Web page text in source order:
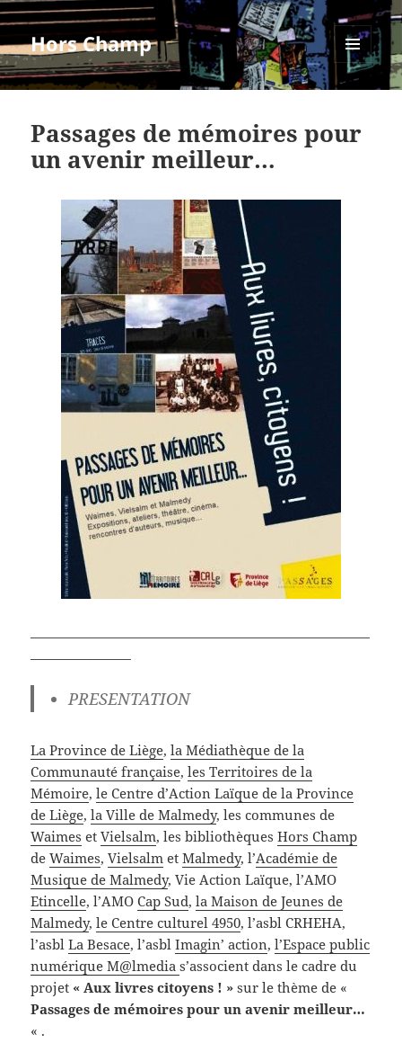
Hors Champ
MENU
ET
Passages de mémoires pour
un avenir meilleur…
PRESENTATION
La Province de Liège,la Médiathèque de la
Communauté française,les Territoires de la
Mémoire,le Centre d’Action Laïque de la Province
de Liège,la Ville de Malmedy, les communes de
Waimes etVielsalm, les bibliothèquesHors Champ
deWaimes,Vielsalm etMalmedy, l’Académie de
Musique de Malmedy, Vie Action Laïque, l’AMO
Etincelle, l’AMOCap Sud,la Maison de Jeunes de
Malmedy,le Centre culturel 4950, l’asbl CRHEHA,
l’asblLa Besace, l’asblImagin’ action,l’Espace public
numérique M@lmedias’associent dans le cadre du
projet « Aux livres citoyens ! »sur le thème de «
Passages de mémoires pour un avenir meilleur…
« .